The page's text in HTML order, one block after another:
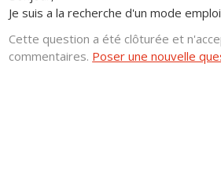
Je suis a la recherche d'un mode
Cette question a été clôturée et
commentaires. Poser une nouvelle